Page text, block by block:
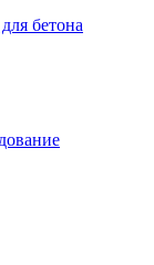
бетона